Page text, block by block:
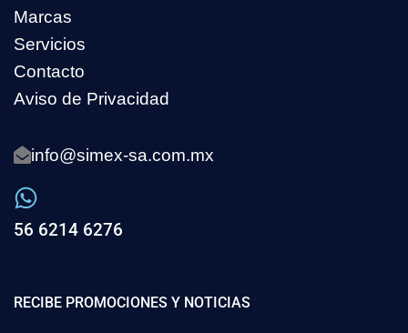
Marcas
Servicios
Contacto
Aviso de Privacidad
info@simex-sa.com.mx
56 6214 6276
RECIBE PROMOCIONES Y NOTICIAS